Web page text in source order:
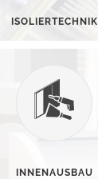
ISOLIERTECHNIK
INNENAUSBAU